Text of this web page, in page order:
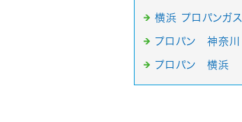
横浜 プロパンガス
プロパン 神奈川
プロパン 横浜